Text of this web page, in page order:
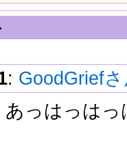
: GoodGriefさ
あっはっはっ